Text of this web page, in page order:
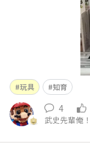
玩具 知育
4
武史先輩俺！